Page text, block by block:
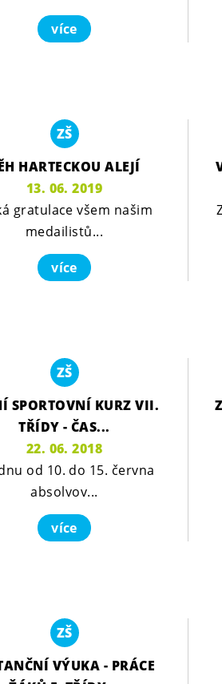
více
ZŠ
HARTECKOU ALEJÍ
13. 06. 2019
gratulace všem našim
medailistů...
více
ZŠ
SPORTOVNÍ KURZ VII.
TŘÍDY - ČAS...
22. 06. 2018
od 10. do 15. června
absolvov...
více
ZŠ
VÝUKA - PRÁCE